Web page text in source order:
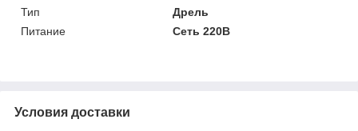
Тип
Дрель
Питание
Сеть 220В
Условия доставки